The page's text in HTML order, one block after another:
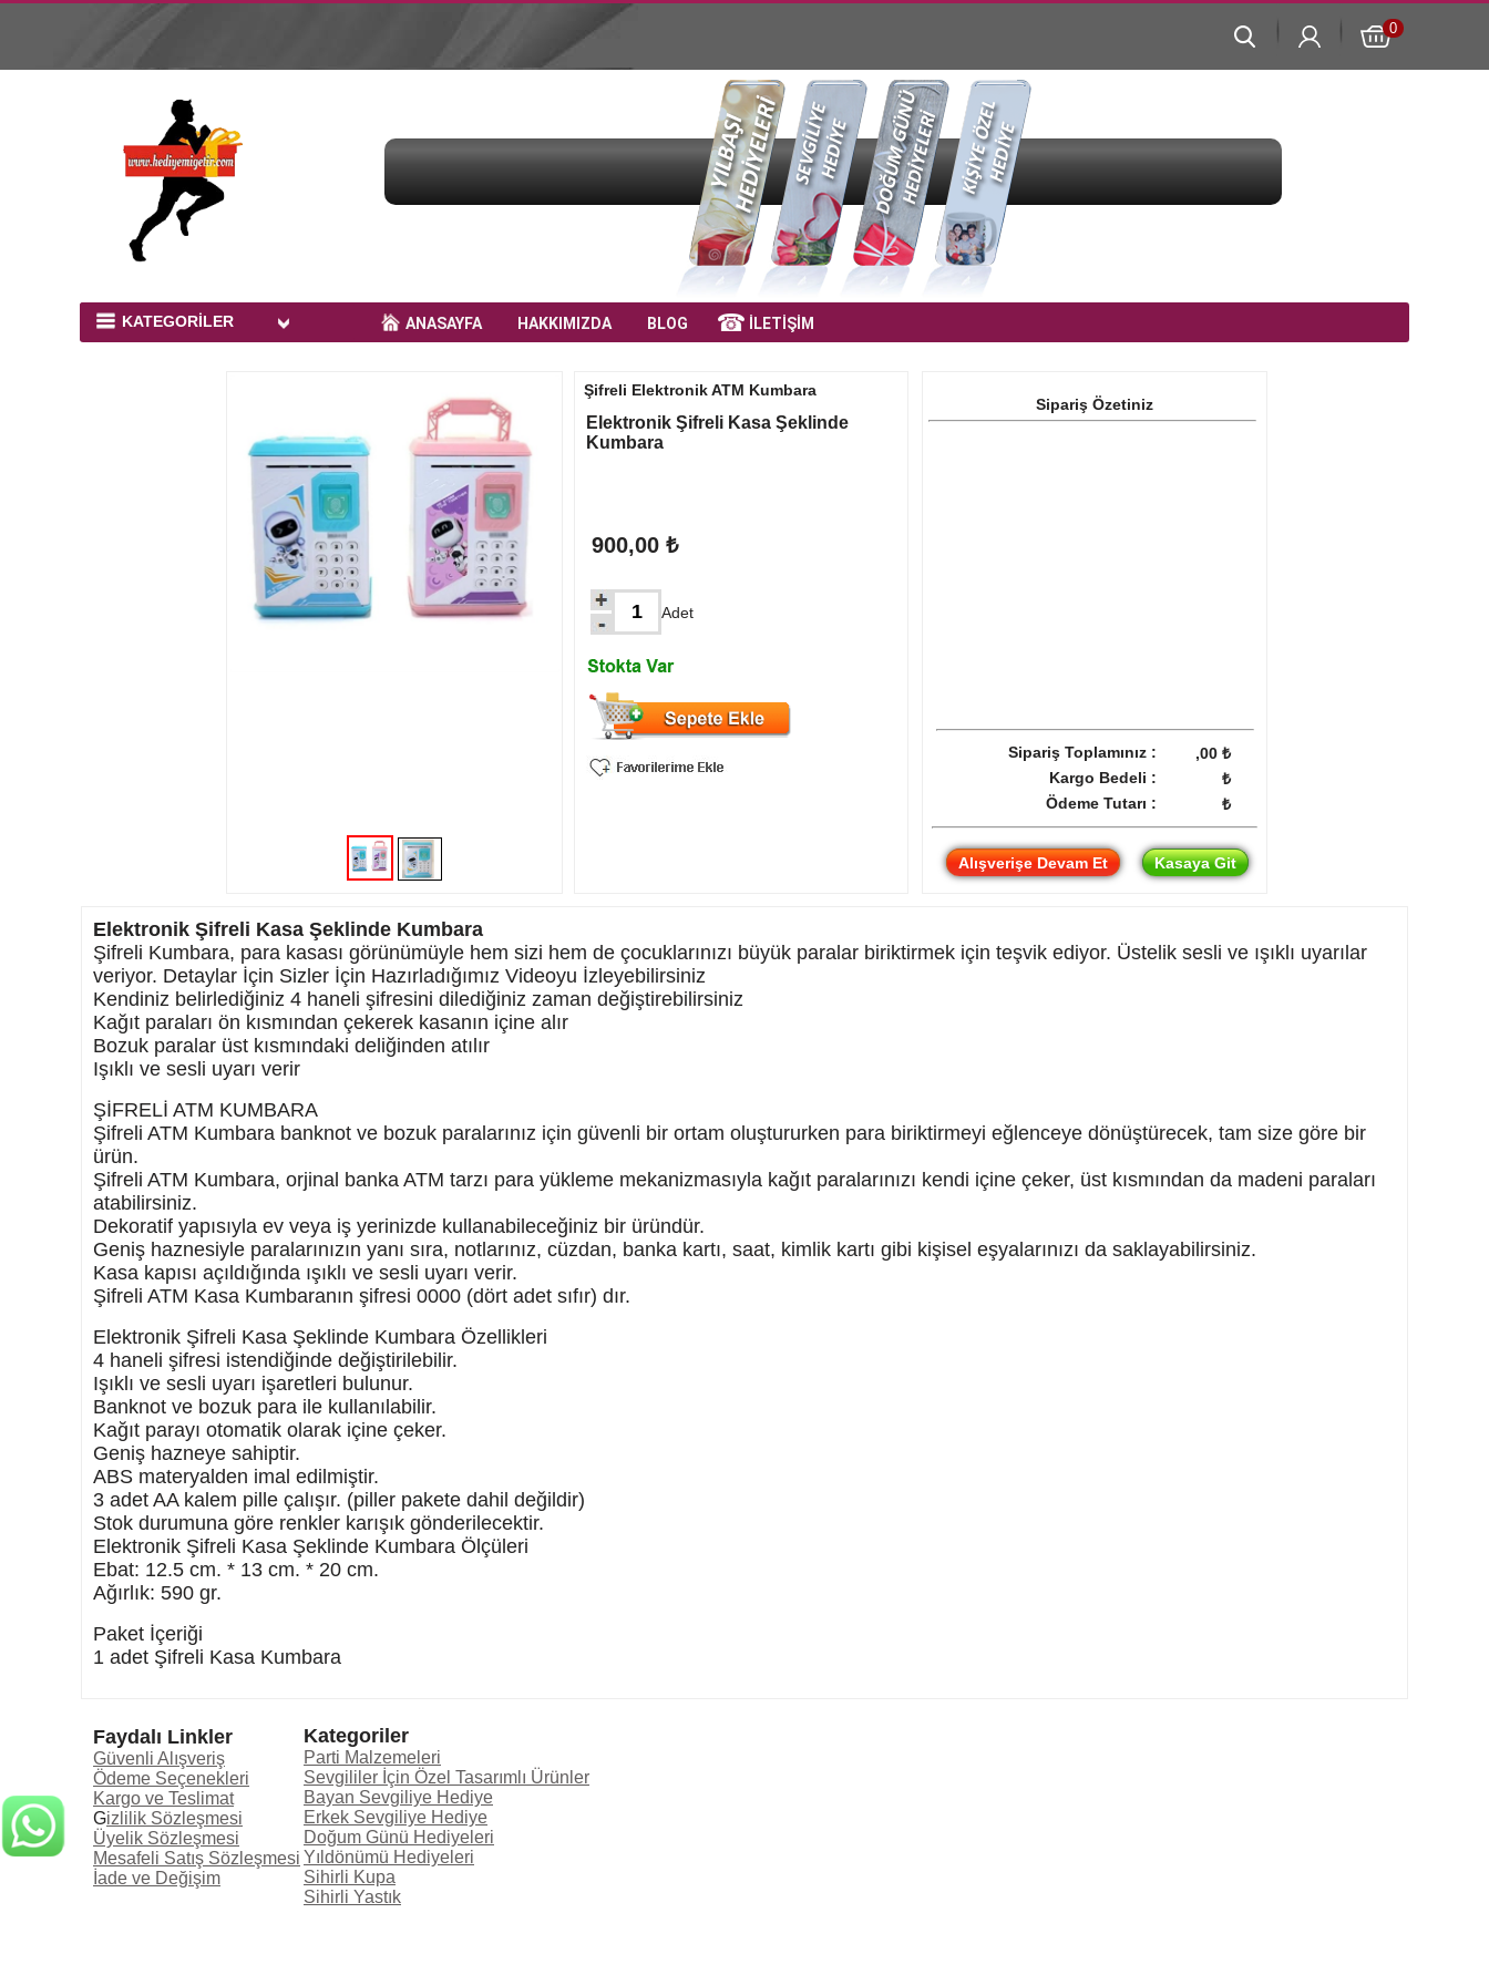
KATEGORİLER
TOPTAN ÜRÜNLER
Uçan balon
Anneler Günü Hediyeleri
Babalar Günü Hediyeleri
Öğretmenler Günü Hediyeleri
Kadınlar Günü Hediyeleri
Yılbaşı Hediyeleri
Sevgililer Günü Hediyeleri
Sevgiliye Hediye
Sihirli İlginç Hediyeler
Kar Küreleri
Çiftlere Özel Tasarımlı Hediyeler
Yıldönümü Hediyeleri
Doğum Günü Hediyeleri
Kişiye Özel Hediyeler
Mesleki Hediyeler
Duvar Saatleri
Oskar ve Plaketler Ürünleri
ANASAYFA HAKKIMIZDA BLOG İLETİŞİM
Şifreli Elektronik ATM Kumbara
Elektronik Şifreli Kasa Şeklinde
Kumbara
900,00 ₺
Adet
Sipariş Özetiniz
Sipariş Toplamınız : ,00 ₺
Kargo Bedeli :
₺
Ödeme Tutarı :
₺
Alışverişe Devam Et Kasaya Git
Elektronik Şifreli Kasa Şeklinde Kumbara
Şifreli Kumbara, para kasası görünümüyle hem sizi hem de çocuklarınızı büyük paralar biriktirmek için teşvik ediyor. Üstelik sesli ve ışıklı uyarılar
veriyor. Detaylar İçin Sizler İçin Hazırladığımız Videoyu İzleyebilirsiniz
Kendiniz belirlediğiniz 4 haneli şifresini dilediğiniz zaman değiştirebilirsiniz
Kağıt paraları ön kısmından çekerek kasanın içine alır
Bozuk paralar üst kısmındaki deliğinden atılır
Işıklı ve sesli uyarı verir
ŞİFRELİ ATM KUMBARA
Şifreli ATM Kumbara banknot ve bozuk paralarınız için güvenli bir ortam oluştururken para biriktirmeyi eğlenceye dönüştürecek, tam size göre bir
ürün.
Şifreli ATM Kumbara, orjinal banka ATM tarzı para yükleme mekanizmasıyla kağıt paralarınızı kendi içine çeker, üst kısmından da madeni paraları
atabilirsiniz.
Dekoratif yapısıyla ev veya iş yerinizde kullanabileceğiniz bir üründür.
Geniş haznesiyle paralarınızın yanı sıra, notlarınız, cüzdan, banka kartı, saat, kimlik kartı gibi kişisel eşyalarınızı da saklayabilirsiniz.
Kasa kapısı açıldığında ışıklı ve sesli uyarı verir.
Şifreli ATM Kasa Kumbaranın şifresi 0000 (dört adet sıfır) dır.
Elektronik Şifreli Kasa Şeklinde Kumbara Özellikleri
4 haneli şifresi istendiğinde değiştirilebilir.
Işıklı ve sesli uyarı işaretleri bulunur.
Banknot ve bozuk para ile kullanılabilir.
Kağıt parayı otomatik olarak içine çeker.
Geniş hazneye sahiptir.
ABS materyalden imal edilmiştir.
3 adet AA kalem pille çalışır. (piller pakete dahil değildir)
Stok durumuna göre renkler karışık gönderilecektir.
Elektronik Şifreli Kasa Şeklinde Kumbara Ölçüleri
Ebat: 12.5 cm. * 13 cm. * 20 cm.
Ağırlık: 590 gr.
Paket İçeriği
1 adet Şifreli Kasa Kumbara
Faydalı Linkler
Güvenli Alışveriş
Ödeme Seçenekleri
Kargo ve Teslimat
Gizlilik Sözleşmesi
Üyelik Sözleşmesi
Mesafeli Satış Sözleşmesi
İade ve Değişim
Kategoriler
Parti Malzemeleri
Sevgililer İçin Özel Tasarımlı Ürünler
Bayan Sevgiliye Hediye
Erkek Sevgiliye Hediye
Doğum Günü Hediyeleri
Yıldönümü Hediyeleri
Sihirli Kupa
Sihirli Yastık